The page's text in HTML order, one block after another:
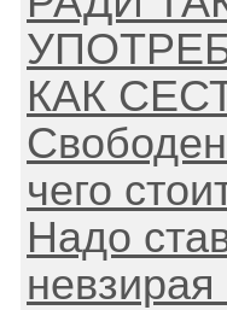
КАК
чего
Надо